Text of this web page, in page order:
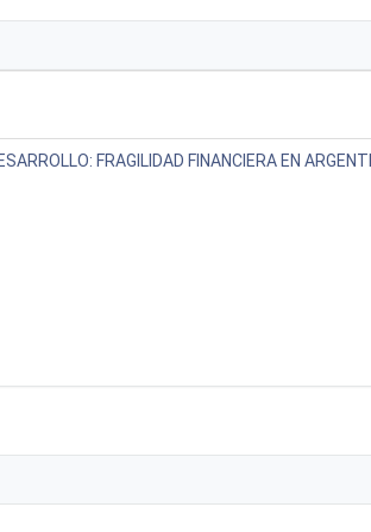
FRAGILIDAD FINANCIERA EN